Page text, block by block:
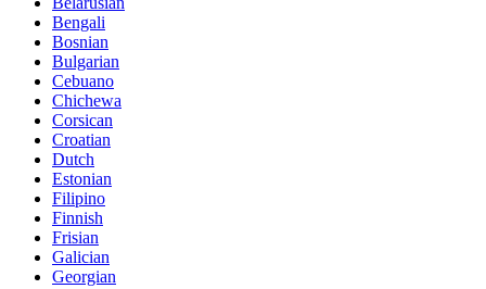
Bengali
Bosnian
Bulgarian
Cebuano
Chichewa
Corsican
Croatian
Dutch
Estonian
Filipino
Finnish
Frisian
Galician
Georgian